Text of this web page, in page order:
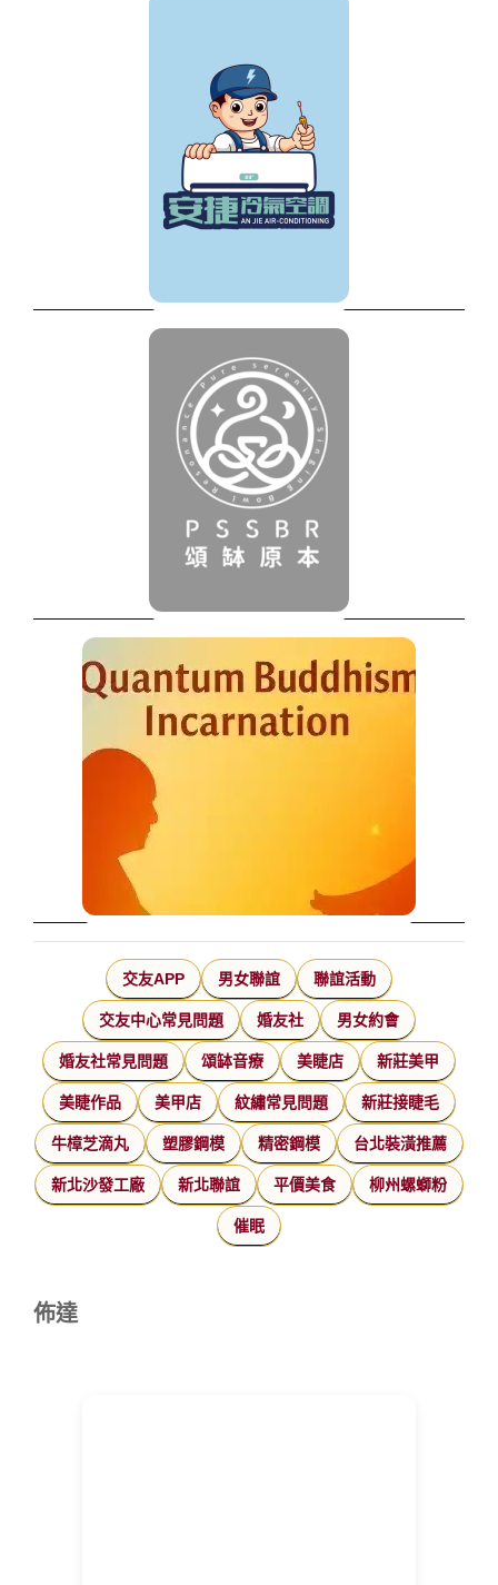
交友APP 男女聯誼 聯誼活動
交友中心常見問題 婚友社 男女約會
婚友社常見問題 頌缽音療 美睫店 新莊美甲
美睫作品 美甲店 紋繡常見問題 新莊接睫毛
牛樟芝滴丸 塑膠鋼模 精密鋼模 台北裝潢推薦
新北沙發工廠 新北聯誼 平價美食 柳州螺螄粉
催眠
佈達